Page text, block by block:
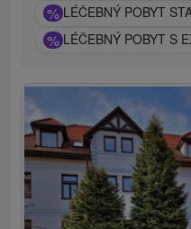
% LÉČEBNÝ POBYT
% LÉČEBNÝ POBYT S